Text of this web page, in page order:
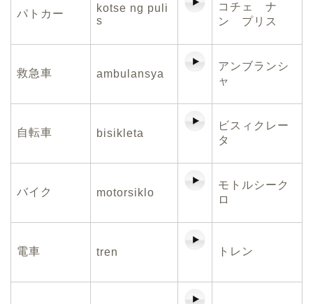
パトカー
kotse ng puli
s
コチェ ナ
ン プリス
救急車 ambulansya
アンブランシ
ャ
自転車 bisikleta
ビスィクレー
タ
バイク motorsiklo
モトルシーク
ロ
電車 tren トレン